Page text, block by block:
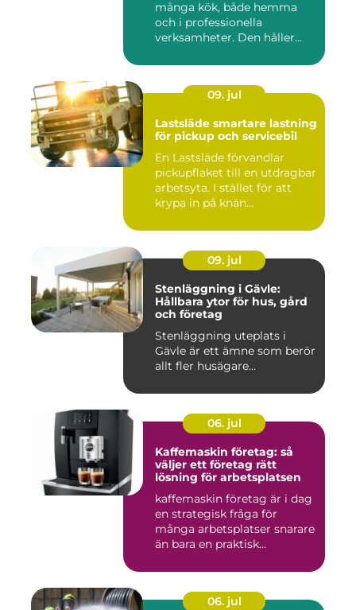
många kök, både hemma
och i professionella
verksamheter. Den håller...
09. jul
Lastsläde smartare lastning
för pickup och servicebil
En Lastsläde förvandlar
pickupflaket till en utdragbar
arbetsyta. I stället för att
krypa in på knän...
09. jul
Stenläggning i Gävle:
Hållbara ytor för hus, gård
och företag
Stenläggning uteplats i
Gävle är ett ämne som berör
allt fler husägare...
06. jul
Kaffemaskin företag: så
väljer ett företag rätt
lösning för arbetsplatsen
kaffemaskin företag är i dag
en strategisk fråga för
många arbetsplatser snarare
än bara en praktisk...
06. jul